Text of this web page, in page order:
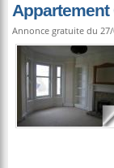
Appartement
Annonce gratuite du 27/